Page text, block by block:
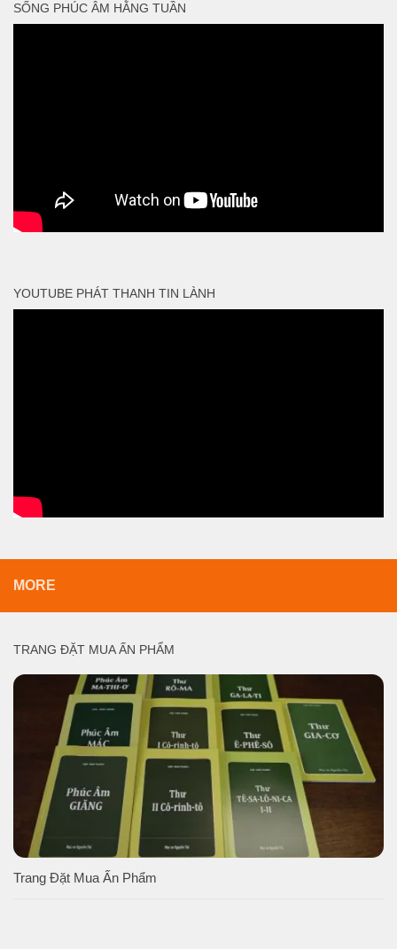
SỐNG PHÚC ÂM HẰNG TUẦN
YOUTUBE PHÁT THANH TIN LÀNH
MORE
TRANG ĐẶT MUA ẤN PHẨM
Trang Đặt Mua Ấn Phẩm